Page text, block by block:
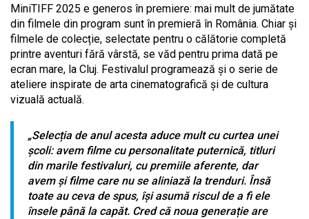
MiniTIFF 2025 e generos în premiere: mai mult de jumătate
din filmele din program sunt în premieră în România. Chiar și
filmele de colecție, selectate pentru o călătorie completă
printre aventuri fără vârstă, se văd pentru prima dată pe
ecran mare, la Cluj. Festivalul programează și o serie de
ateliere inspirate de arta cinematografică și de cultura
vizuală actuală.
„Selecția de anul acesta aduce mult cu curtea unei
școli: avem filme cu personalitate puternică, titluri
din marile festivaluri, cu premiile aferente, dar
avem și filme care nu se aliniază la trenduri. Însă
toate au ceva de spus, își asumă riscul de a fi ele
însele până la capăt. Cred că noua generație are